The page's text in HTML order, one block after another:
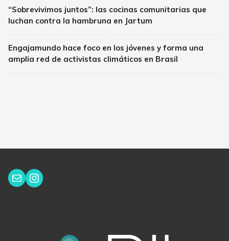
“Sobrevivimos juntos”: las cocinas comunitarias que
luchan contra la hambruna en Jartum
Engajamundo hace foco en los jóvenes y forma una
amplia red de activistas climáticos en Brasil
Correo electrónico
Instagram